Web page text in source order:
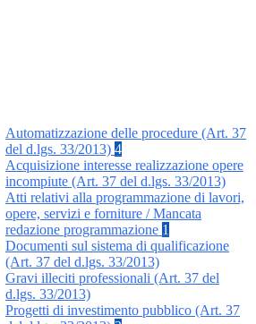
Automatizzazione delle procedure (Art. 37
del d.lgs. 33/2013) 4
Acquisizione interesse realizzazione opere
incompiute (Art. 37 del d.lgs. 33/2013)
Atti relativi alla programmazione di lavori,
opere, servizi e forniture / Mancata
redazione programmazione 1
Documenti sul sistema di qualificazione
(Art. 37 del d.lgs. 33/2013)
Gravi illeciti professionali (Art. 37 del
d.lgs. 33/2013)
Progetti di investimento pubblico (Art. 37